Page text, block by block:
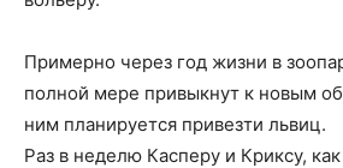
Примерно через год жизни в
полной мере привыкнут к новым
ним планируется привезти львиц.
Раз в неделю Касперу и Криксу,